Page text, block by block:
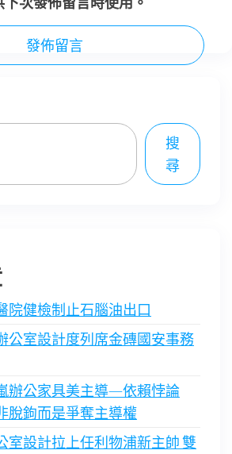
搜
尋
院健檢制止石腦油出口
公室設計度列席金磚國安事務
辦公家具美主導—依賴悖論
鉤而是爭奪主導權
室設計拉上任利物浦新主帥 雙